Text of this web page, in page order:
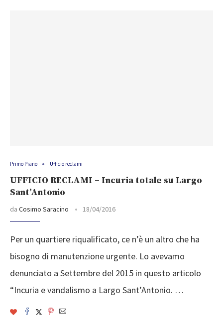
Primo Piano Ufficio reclami
UFFICIO RECLAMI – Incuria totale su Largo
Sant’Antonio
da Cosimo Saracino 18/04/2016
Per un quartiere riqualificato, ce n’è un altro che ha
bisogno di manutenzione urgente. Lo avevamo
denunciato a Settembre del 2015 in questo articolo
“Incuria e vandalismo a Largo Sant’Antonio. …